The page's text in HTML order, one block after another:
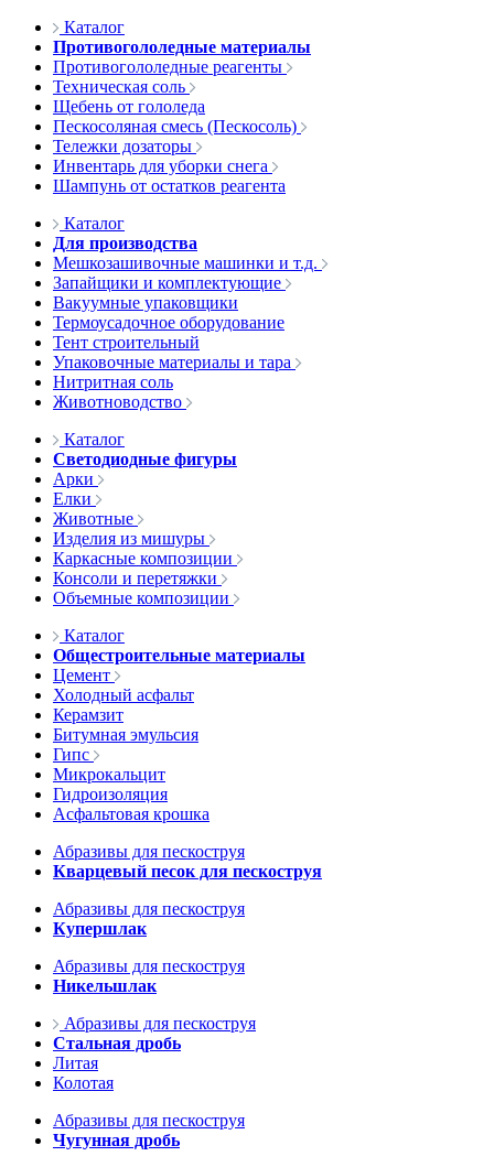
Каталог
Противогололедные материалы
Противогололедные реагенты
Техническая соль
Щебень от гололеда
Пескосоляная смесь (Пескосоль)
Тележки дозаторы
Инвентарь для уборки снега
Шампунь от остатков реагента
Каталог
Для производства
Мешкозашивочные машинки и т.д.
Запайщики и комплектующие
Вакуумные упаковщики
Термоусадочное оборудование
Тент строительный
Упаковочные материалы и тара
Нитритная соль
Животноводство
Каталог
Светодиодные фигуры
Арки
Елки
Животные
Изделия из мишуры
Каркасные композиции
Консоли и перетяжки
Объемные композиции
Каталог
Общестроительные материалы
Цемент
Холодный асфальт
Керамзит
Битумная эмульсия
Гипс
Микрокальцит
Гидроизоляция
Асфальтовая крошка
Абразивы для пескоструя
Кварцевый песок для пескоструя
Абразивы для пескоструя
Купершлак
Абразивы для пескоструя
Никельшлак
Абразивы для пескоструя
Стальная дробь
Литая
Колотая
Абразивы для пескоструя
Чугунная дробь